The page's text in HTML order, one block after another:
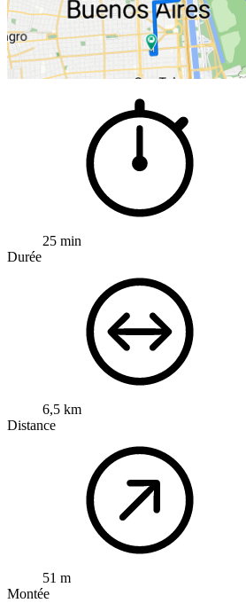
25 min
Durée
6,5 km
Distance
51 m
Montée